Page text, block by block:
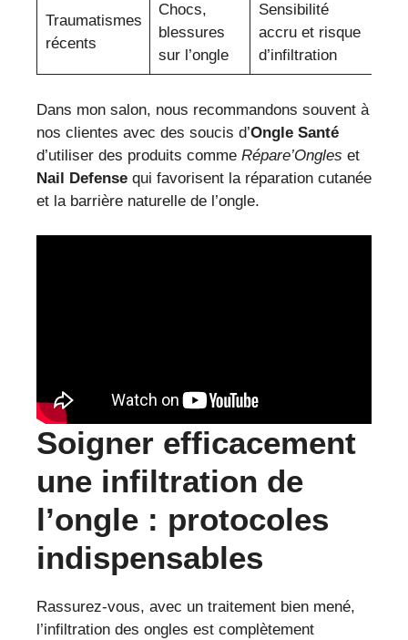
Traumatismes
récents
Chocs,
blessures
sur l’ongle
Sensibilité
accru et risque
d’infiltration
Dans mon salon, nous recommandons souvent à
nos clientes avec des soucis d’Ongle Santé
d’utiliser des produits comme Répare’Ongles et
Nail Defense qui favorisent la réparation cutanée
et la barrière naturelle de l’ongle.
Soigner efficacement
une infiltration de
l’ongle : protocoles
indispensables
Rassurez-vous, avec un traitement bien mené,
l’infiltration des ongles est complètement